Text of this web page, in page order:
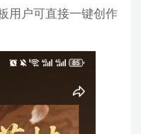
用户可直接一键创作